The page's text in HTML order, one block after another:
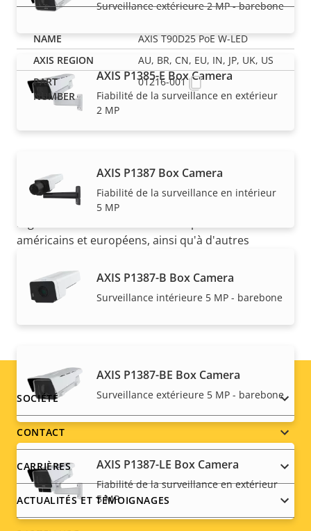
Surveillance extérieure 2 MP - barebone
AXIS P1385-E Box Camera
Fiabilité de la surveillance en extérieur
2 MP
AXIS P1387 Box Camera
Fiabilité de la surveillance en intérieur
5 MP
AXIS P1387-B Box Camera
Surveillance intérieure 5 MP - barebone
AXIS P1387-BE Box Camera
Surveillance extérieure 5 MP - barebone
AXIS P1387-LE Box Camera
Fiabilité de la surveillance en extérieur
5 MP
AXIS T90D25 PoE W-LED
AU, BR, CN, EU, IN, JP, UK, US
01216-001
REMARQUE
Les produits Axis peuvent être soumis à de
réglementations de contrôle d'exportation
américains et européens, ainsi qu'à d'autres
nationales. Recherchez desinformations sur la
conformation concernant l''exportation pour votre
Footer
menu
SOCIÉTÉ
CONTACT
CARRIÈRES
ACTUALITÉS ET TÉMOIGNAGES